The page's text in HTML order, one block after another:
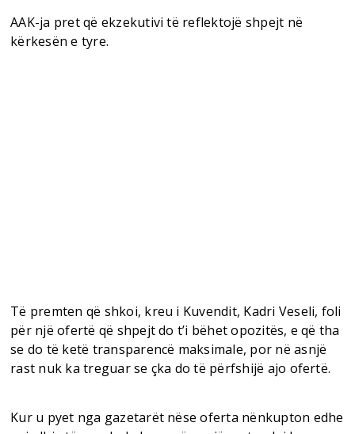
AAK-ja pret që ekzekutivi të reflektojë shpejt në
kërkesën e tyre.
Të premten që shkoi, kreu i Kuvendit, Kadri Veseli, foli
për një ofertë që shpejt do t’i bëhet opozitës, e që tha
se do të ketë transparencë maksimale, por në asnjë
rast nuk ka treguar se çka do të përfshijë ajo ofertë.
Kur u pyet nga gazetarët nëse oferta nënkupton edhe